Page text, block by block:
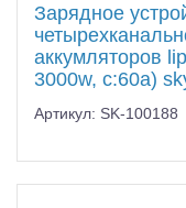
Зарядное
аккумляторов
3000w, c:60a)
Артикул: SK-100188